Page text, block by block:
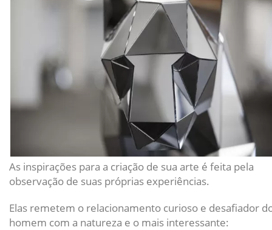
As inspirações para a criação de sua arte é feita pela
observação de suas próprias experiências.
Elas remetem o relacionamento curioso e desafiador
homem com a natureza e o mais interessante: